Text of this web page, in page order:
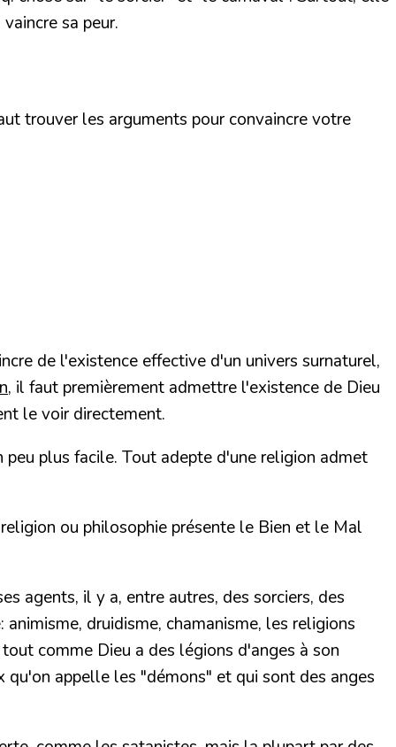
sa peur.
trouver les arguments pour convaincre votre
de l'existence effective d'un univers surnaturel,
, il faut premièrement admettre l'existence de Dieu
le voir directement.
plus facile. Tout adepte d'une religion admet
ou philosophie présente le Bien et le Mal
agents, il y a, entre autres, des sorciers, des
druidisme, chamanisme, les religions
comme Dieu a des légions d'anges à son
qu'on appelle les "démons" et qui sont des anges